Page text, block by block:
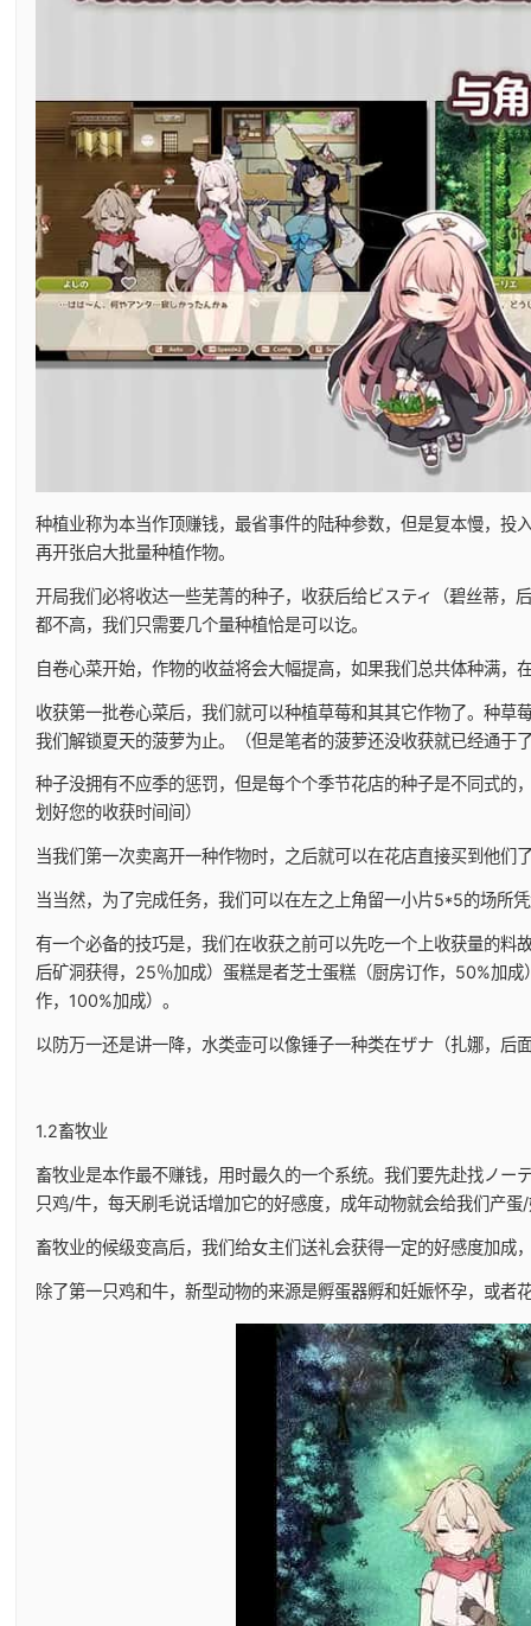
种植业称为本当作顶赚钱，最省事件的陆种参数，但是复本慢，
再开张启大批量种植作物。
开局我们必将收达一些芜菁的种子，收获后给ビスティ（碧丝蒂
都不高，我们只需要几个量种植恰是可以讫。
自卷心菜开始，作物的收益将会大幅提高，如果我们总共体种满
收获第一批卷心菜后，我们就可以种植草莓和其其它作物了。种
我们解锁夏天的菠萝为止。（但是笔者的菠萝还没收获就已经通于
种子没拥有不应季的惩罚，但是每个个季节花店的种子是不同式
划好您的收获时间间）
当我们第一次卖离开一种作物时，之后就可以在花店直接买到他
当当然，为了完成任务，我们可以在左之上角留一小片5*5的场所
有一个必备的技巧是，我们在收获之前可以先吃一个上收获量的
后矿洞获得，25％加成）蛋糕是者芝士蛋糕（厨房订作，50%加
作，100%加成）。
以防万一还是讲一降，水类壶可以像锤子一种类在ザナ（扎娜，
1.2畜牧业
畜牧业是本作最不赚钱，用时最久的一个系统。我们要先赴找ノ
只鸡/牛，每天刷毛说话增加它的好感度，成年动物就会给我们产
畜牧业的候级变高后，我们给女主们送礼会获得一定的好感度加成
除了第一只鸡和牛，新型动物的来源是孵蛋器孵和妊娠怀孕，或